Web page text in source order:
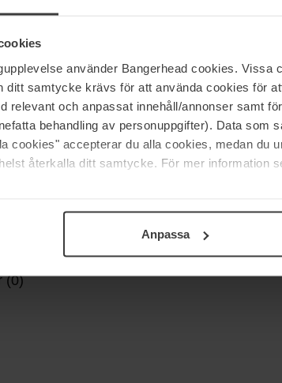
använder Bangerhead cookies. Vissa
ditt samtycke krävs för att använda cookies för
relevant och anpassat innehåll/annonser samt
behandling av personuppgifter). Data som
cookies" accepterar du alla cookies, medan du
återkalla ditt samtycke. För mer information
Anpassa
en klassisk ORIGINAL, med alle fordelene
hårelastik holder alle hårlokker sammen, og den er
alle lejligheder, og det ser også godt ud på
(0)